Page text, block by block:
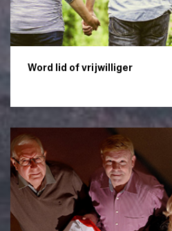
Word lid of vrijwilliger